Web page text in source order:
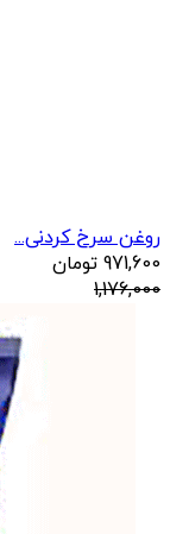
روغن سرخ کردنی...
971,600 تومان
1,176,000